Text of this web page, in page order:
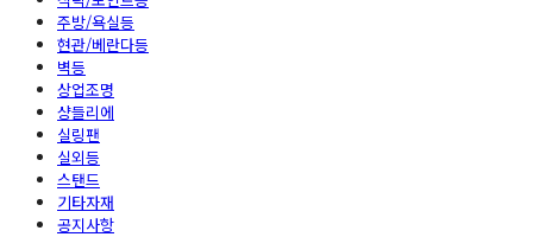
주방/욕실등
현관/베란다등
벽등
상업조명
샹들리에
실링팬
실외등
스탠드
기타자재
공지사항